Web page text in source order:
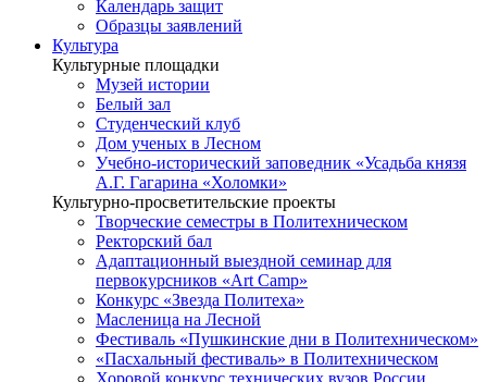
Календарь защит
Образцы заявлений
Культура
Культурные площадки
Музей истории
Белый зал
Студенческий клуб
Дом ученых в Лесном
Учебно-исторический заповедник «Усадьба князя
А.Г. Гагарина «Холомки»
Культурно-просветительские проекты
Творческие семестры в Политехническом
Ректорский бал
Адаптационный выездной семинар для
первокурсников «Art Camp»
Конкурс «Звезда Политеха»
Масленица на Лесной
Фестиваль «Пушкинские дни в Политехническом»
«Пасхальный фестиваль» в Политехническом
Хоровой конкурс технических вузов России